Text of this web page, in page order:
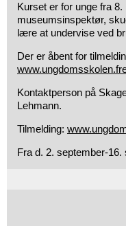
Kurset er for unge fra
museumsinspektør,
lære at undervise ved
Der er åbent for
Kontaktperson på
Lehmann.
Tilmelding:
Fra d. 2. september-16.